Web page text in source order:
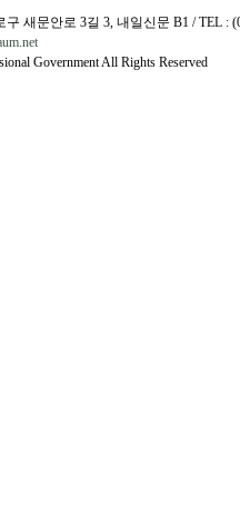
새문안로 3길 3, 내일신문 B1 / TEL :
Government All Rights Reserved